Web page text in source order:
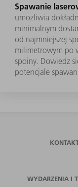
Spawanie
umożliwia
minimalnym
od najmniejszej
milimetrowym po
spoiny. Dowiedz
potencjale
WYDARZENIA I